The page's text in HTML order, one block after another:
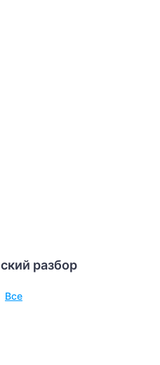
разбор
Все